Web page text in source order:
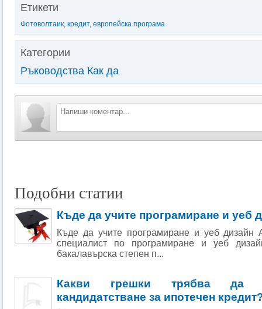
Етикети
Фотоволтаик, кредит, европейска програма
Категории
Ръководства Как да
Подобни статии
Къде да учите програмиране и уеб
Къде да учите програмиране и уеб дизайн
специалист по програмиране и уеб
бакалавърска степен п...
Какви грешки трябва да
кандидатстване за ипотечен